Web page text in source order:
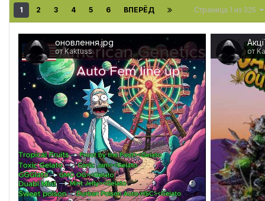
1 2 3 4 5 6 ВПЕРЁД Страница 1 из 325
оновлення.jpg
от Kaktuss от